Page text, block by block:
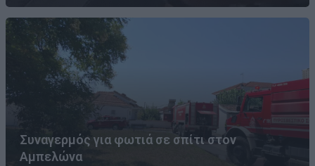
Συναγερμός για φωτιά σε σπίτι στον
Αμπελώνα